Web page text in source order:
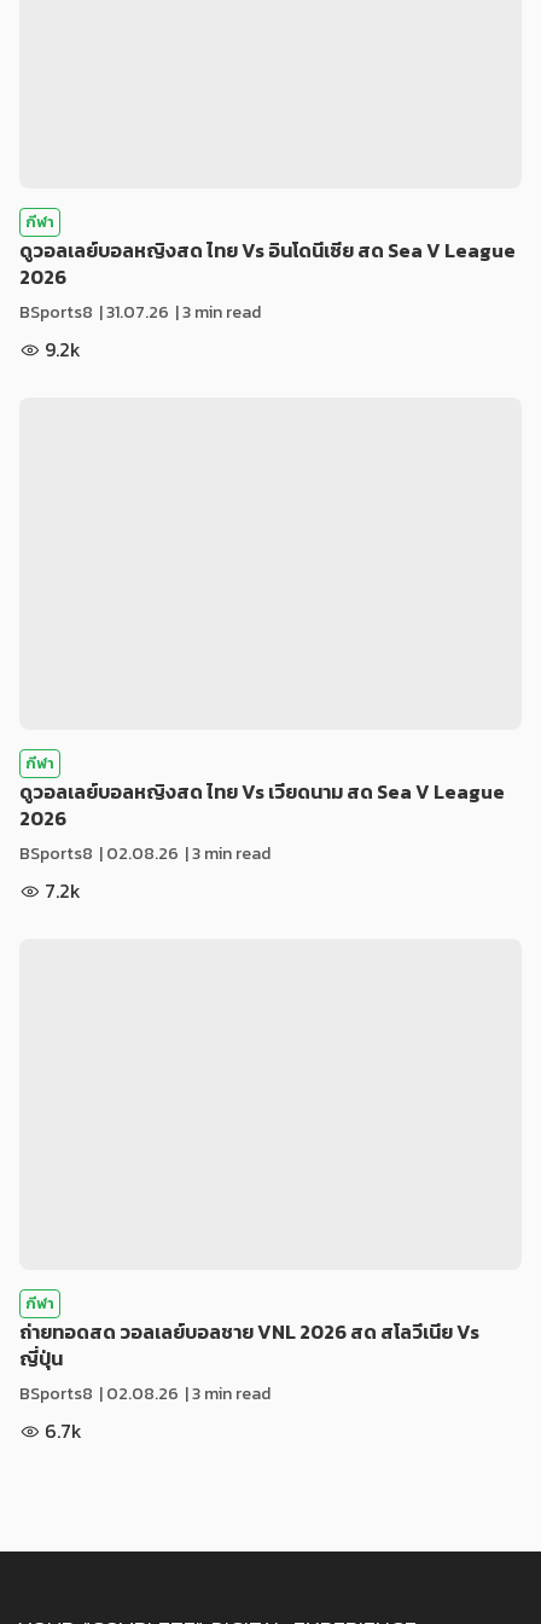
กีฬา
ดูวอลเลย์บอลหญิงสด ไทย Vs อินโดนีเซีย สด Sea V League
2026
BSports8 |31.07.26 | 3 min read
9.2k
กีฬา
ดูวอลเลย์บอลหญิงสด ไทย Vs เวียดนาม สด Sea V League
2026
BSports8 |02.08.26 | 3 min read
7.2k
กีฬา
ถ่ายทอดสด วอลเลย์บอลชาย VNL 2026 สด สโลวีเนีย Vs
ญี่ปุ่น
BSports8 |02.08.26 | 3 min read
6.7k